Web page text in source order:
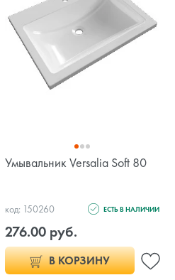
Умывальник Versalia Soft 80
код: 150260 ЕСТЬ В НАЛИЧИИ
276.00 руб.
В КОРЗИНУ